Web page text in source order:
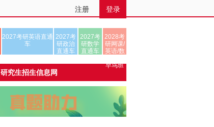
注册 登录
2027考研英语直通
车
2027考
研政治
直通车
2027考
研数学
直通车
2028考
研网课/
英语/数
早鸟班
研究生招生信息网